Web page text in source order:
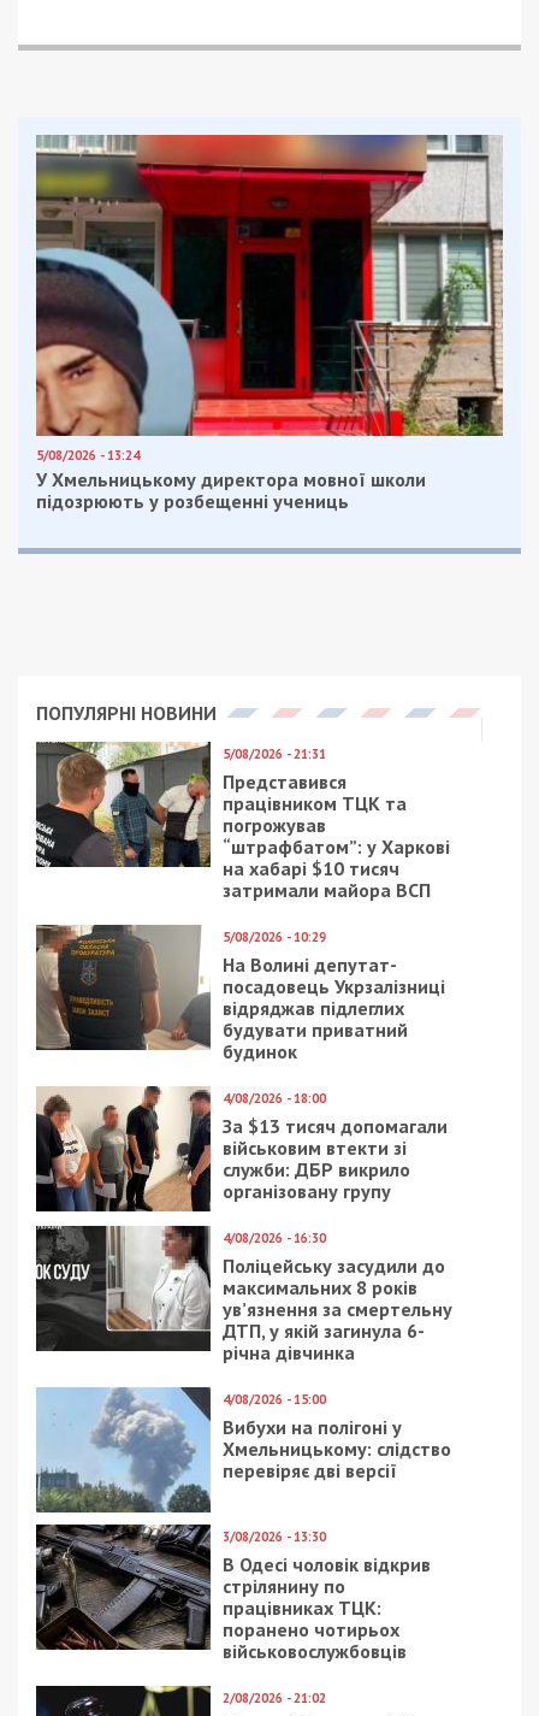
підприємству, яким керувала консультантка
реальні напрями експорту. Формально продукція
прямувала на ринки Європи чи Середньої Азії,
але насправді відправлялася до російських
комерційних структур. Протягом 2022–2024
років таким чином за кордон було відправлено
сім партій обладнання.
До схеми було залучено директорів і працівників
підприємств. Вони відповідали за виготовлення
продукції, укладання зовнішньоекономічних
контрактів, оформлення митних декларацій та
логістику.
Де використовували обладнання та яке
покарання загрожує
обладнання використовувалося в медичних
слідства, його оголошено в розшук. Усім шістьом
фігурантам повідомлено про підозру за ч. 2 ст.
28, ч. 4 ст. 111-1 КК України (провадження
господарської діяльності у взаємодії з
державою-агресором).
Нагадаємо, раніше ми повідомляли про те, що
російський агент на Одещині отримав 15 років
Facebook
Telegram
Twitter
WhatsApp
ViberEmail
Категории: Популярні новини,Суспільство
| Метки:
війна з росією,розслідування
Рекламні блоки дають нам змогу
залишатися незалежними ЗМІ, а вам -
отримувати найсвіжіші новини під ними.
Приєднуйтесь також до 49000 в Google News. Слідкуйте
за останніми новинами!
Приєднатися
Читайте також
Предыдущая статья:
Катування ув’язнених: у Харкові
затримали керівництво колонії, що
змушувало людей працювати
безкоштовно
Следующая статья:
Понад чотири десятки атак протягом дня
Нікопольський райони